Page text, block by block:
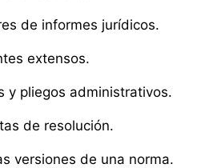
de informes jurídicos.
extensos.
y pliegos administrativos.
de resolución.
versiones de una norma.